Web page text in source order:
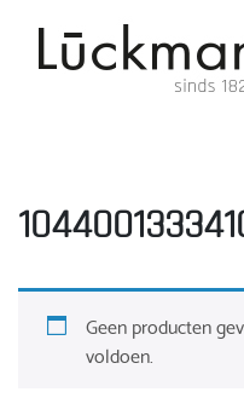
Geen producten
voldoen.